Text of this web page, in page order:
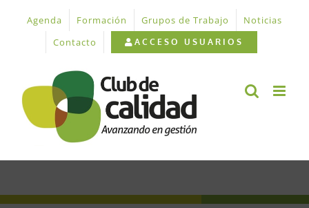
contenido
Agenda Formación Grupos de Trabajo
Noticias
Contacto
ACCESO USUARIOS